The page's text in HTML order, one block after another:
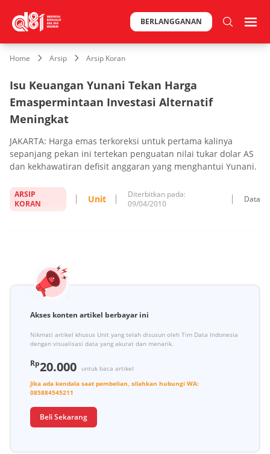
BERLANGGANAN
Home Arsip Arsip Koran
Isu Keuangan Yunani Tekan Harga
Emaspermintaan Investasi Alternatif
Meningkat
JAKARTA: Harga emas terkoreksi untuk pertama kalinya
sepanjang pekan ini tertekan penguatan nilai tukar dolar AS
dan kekhawatiran defisit anggaran yang menghantui Yunani.
ARSIP
KORAN
Unit
Diterbitkan pada:
09/04/2010
Data
Akses konten artikel berbayar ini
Nikmati artikel khusus Unit yang telah disusun oleh Tim Data Indonesia
dengan visualisasi data yang akurat dan menarik.
Rp20.000
untuk baca artikel
Jika ada kendala saat pembelian, silahkan hubungi WA:
085884545211
Beli Sekarang